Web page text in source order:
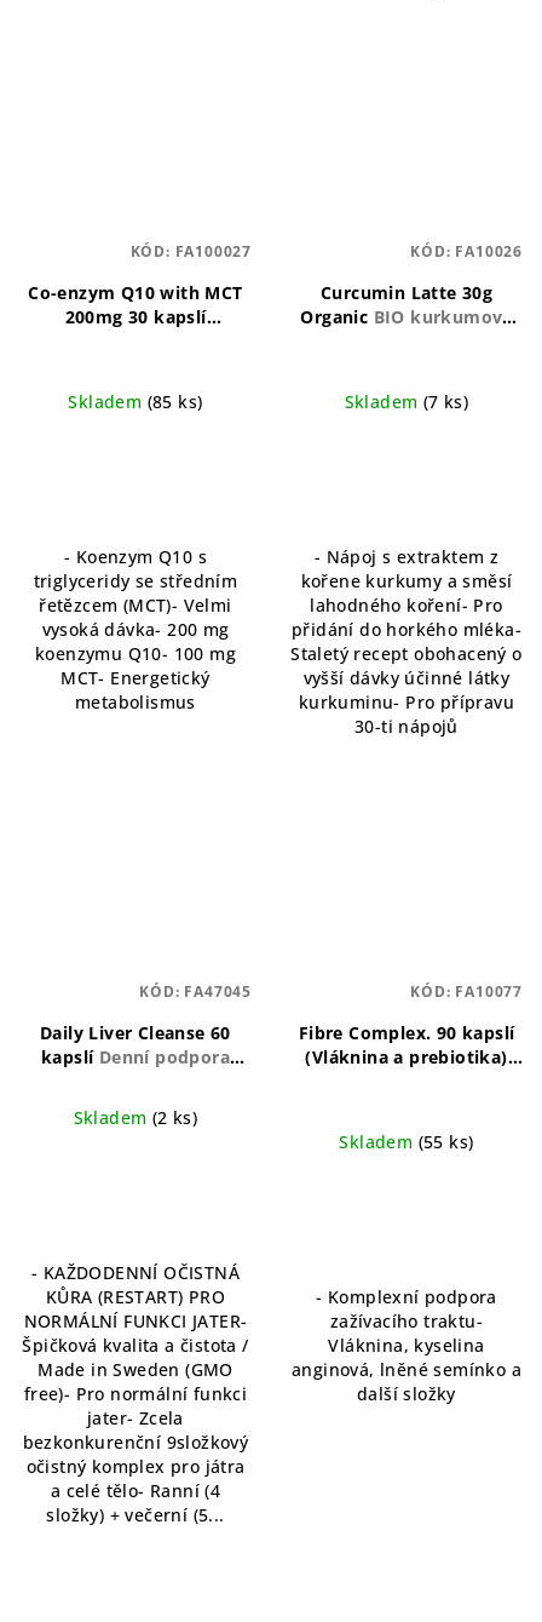
Co-enzym Q10 with MCT
200mg 30 kapslí
aktivní den
Skladem (85 ks)
- Koenzym Q10 s
triglyceridy se středním
řetězcem (MCT)- Velmi
vysoká dávka- 200 mg
koenzymu Q10- 100 mg
MCT- Energetický
metabolismus
KÓD: FA100027
Curcumin Latte 30g
Organic BIO kurkumové
Skladem (7 ks)
- Nápoj s extraktem z
kořene kurkumy a směsí
lahodného koření- Pro
přidání do horkého mléka-
Staletý recept obohacený o
vyšší dávky účinné látky
kurkuminu- Pro přípravu
30-ti nápojů
KÓD: FA10026
Daily Liver Cleanse 60
kapslí Denní podpora
Skladem (2 ks)
- KAŽDODENNÍ OČISTNÁ
KŮRA (RESTART) PRO
NORMÁLNÍ FUNKCI JATER-
Špičková kvalita a čistota /
Made in Sweden (GMO
free)- Pro normální funkci
jater- Zcela
bezkonkurenční 9složkový
očistný komplex pro játra
a celé tělo- Ranní (4
složky) + večerní (5...
KÓD: FA47045
Fibre Complex. 90 kapslí
(Vláknina a prebiotika)
Skladem (55 ks)
- Komplexní podpora
zažívacího traktu-
Vláknina, kyselina
anginová, lněné semínko a
další složky
KÓD: FA10077